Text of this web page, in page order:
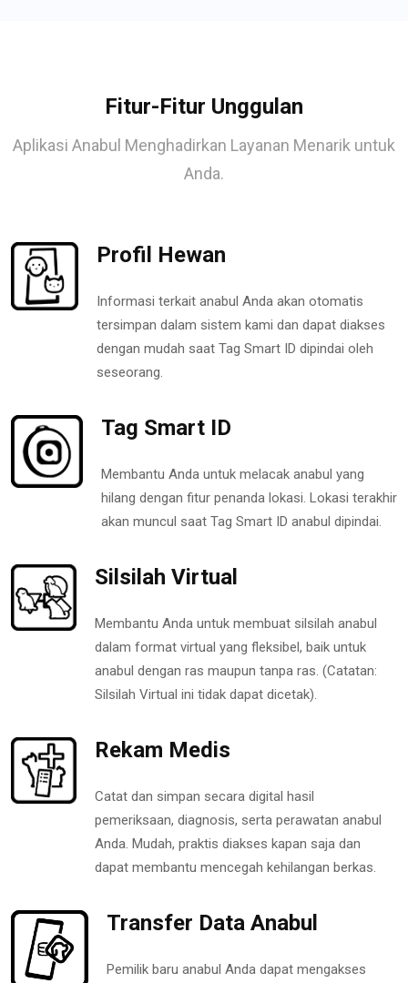
Fitur-Fitur Unggulan
Aplikasi Anabul Menghadirkan Layanan Menarik untuk
Anda.
Profil Hewan
Informasi terkait anabul Anda akan otomatis
tersimpan dalam sistem kami dan dapat diakses
dengan mudah saat Tag Smart ID dipindai oleh
seseorang.
Tag Smart ID
Membantu Anda untuk melacak anabul yang
hilang dengan fitur penanda lokasi. Lokasi terakhir
akan muncul saat Tag Smart ID anabul dipindai.
Silsilah Virtual
Membantu Anda untuk membuat silsilah anabul
dalam format virtual yang fleksibel, baik untuk
anabul dengan ras maupun tanpa ras. (Catatan:
Silsilah Virtual ini tidak dapat dicetak).
Rekam Medis
Catat dan simpan secara digital hasil
pemeriksaan, diagnosis, serta perawatan anabul
Anda. Mudah, praktis diakses kapan saja dan
dapat membantu mencegah kehilangan berkas.
Transfer Data Anabul
Pemilik baru anabul Anda dapat mengakses